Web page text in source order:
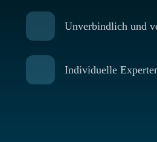
Unverbindlich und
Individuelle